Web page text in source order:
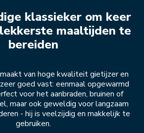
klassieker om keer
maaltijden te
bereiden
van hoge kwaliteit gietijzer en
goed vast: eenmaal opgewarmd
voor het aanbraden, bruinen of
maar ook geweldig voor langzaam
- hij is veelzijdig en makkelijk te
gebruiken.